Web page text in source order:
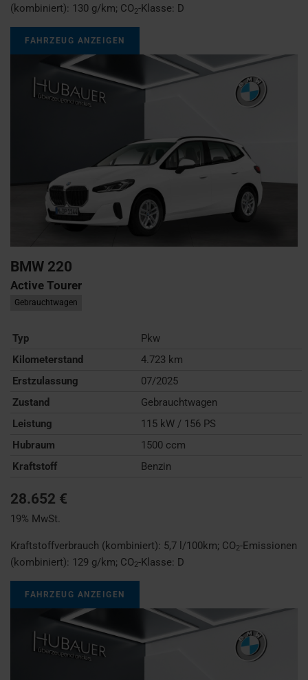
(kombiniert): 130 g/km; CO2-Klasse: D
FAHRZEUG ANZEIGEN
BMW 220
Active Tourer
Gebrauchtwagen
Typ
Pkw
Kilometerstand
4.723 km
Erstzulassung
07/2025
Zustand
Gebrauchtwagen
Leistung
115 kW / 156 PS
Hubraum
1500 ccm
Kraftstoff
Benzin
28.652 €
19% MwSt.
Kraftstoffverbrauch (kombiniert): 5,7 l/100km; CO2-Emissionen
(kombiniert): 129 g/km; CO2-Klasse: D
FAHRZEUG ANZEIGEN